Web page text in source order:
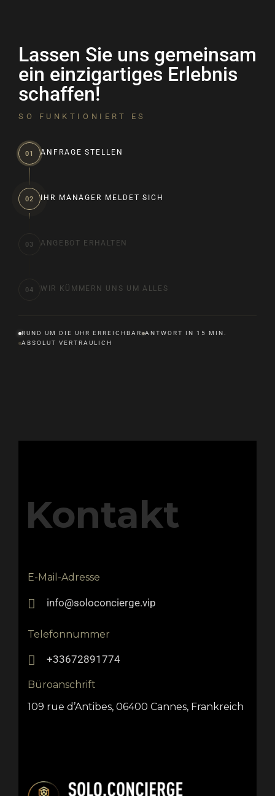
Lassen Sie uns gemeinsam
ein einzigartiges Erlebnis
schaffen!
SO FUNKTIONIERT ES
01 ANFRAGE STELLEN
02 IHR MANAGER MELDET SICH
03 ANGEBOT ERHALTEN
04 WIR KÜMMERN UNS UM ALLES
RUND UM DIE UHR ERREICHBAR
ANTWORT IN 15 MIN.
ABSOLUT VERTRAULICH
Kontakt
E-Mail-Adresse
info@soloconcierge.vip
Telefonnummer
+33672891774
Büroanschrift
109 rue d’Antibes, 06400 Cannes, Frankreich